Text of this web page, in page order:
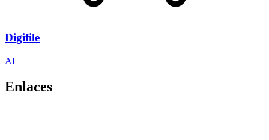
Digifile
AI
Enlaces